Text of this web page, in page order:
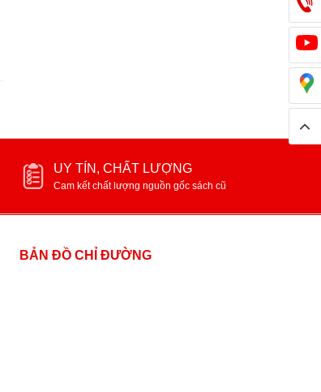
UY TÍN, CHẤT LƯỢNG
Cam kết chất lượng nguồn gốc sách cũ
BẢN ĐỒ CHỈ ĐƯỜNG